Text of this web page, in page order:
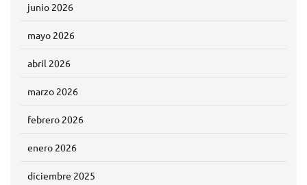
junio 2026
mayo 2026
abril 2026
marzo 2026
febrero 2026
enero 2026
diciembre 2025